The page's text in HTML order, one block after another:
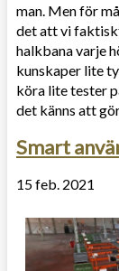
man. Men för
det att vi
halkbana varje
kunskaper lite
köra lite tester
det känns att
Smart
15 feb. 2021